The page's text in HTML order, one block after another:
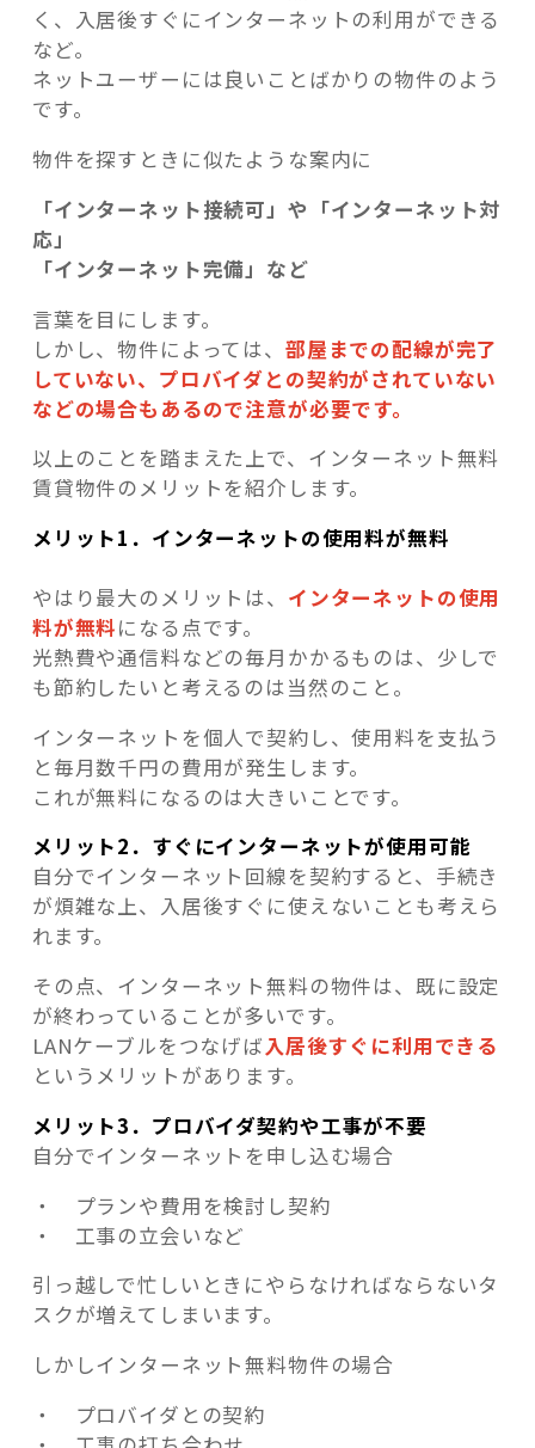
く、入居後すぐにインターネットの利用ができる
など。
ネットユーザーには良いことばかりの物件のよう
です。
物件を探すときに似たような案内に
「インターネット接続可」や「インターネット対
応」
「インターネット完備」など
言葉を目にします。
しかし、物件によっては、 部屋までの配線が完了
していない、プロバイダとの契約がされていない
などの場合もあるので注意が必要です。
以上のことを踏まえた上で、インターネット無料
賃貸物件のメリットを紹介します。
メリット1．インターネットの使用料が無料
やはり最大のメリットは、 インターネットの使用
料が無料になる点です。
光熱費や通信料などの毎月かかるものは、少しで
も節約したいと考えるのは当然のこと。
インターネットを個人で契約し、使用料を支払う
と毎月数千円の費用が発生します。
これが無料になるのは大きいことです。
メリット2．すぐにインターネットが使用可能
自分でインターネット回線を契約すると、手続き
が煩雑な上、入居後すぐに使えないことも考えら
れます。
その点、インターネット無料の物件は、既に設定
が終わっていることが多いです。
LANケーブルをつなげば入居後すぐに利用できる
というメリットがあります。
メリット3．プロバイダ契約や工事が不要
自分でインターネットを申し込む場合
・ プランや費用を検討し契約
・ 工事の立会いなど
引っ越しで忙しいときにやらなければならないタ
スクが増えてしまいます。
しかしインターネット無料物件の場合
・ プロバイダとの契約